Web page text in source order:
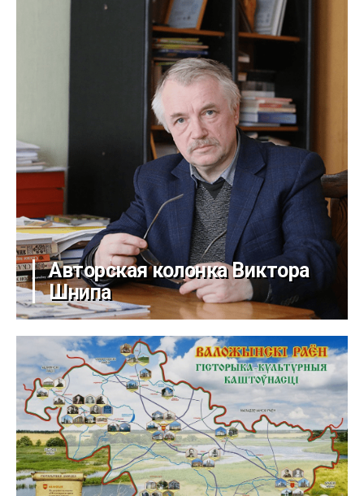
Авторская колонка Виктора
Шнипа